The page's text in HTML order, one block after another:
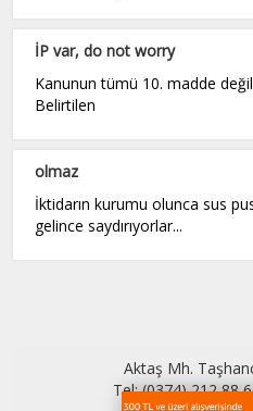
İP var, do not worry
Kanunun tümü 10. madde
Belirtilen
olmaz
İktidarın kurumu olunca sus
gelince saydırıyorlar...
Aktaş Mh.
Tel: (0374) 212 88